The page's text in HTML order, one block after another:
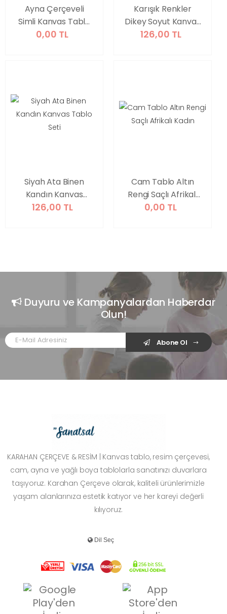
Ayna Çerçeveli
Simli Kanvas Tablo
Yaprak
0,00 TL
Karışık Renkler
Dikey Soyut Kanvas
Tablo
126,00 TL
Siyah Ata Binen
Kandın Kanvas
Tablo Seti
126,00 TL
Cam Tablo Altın
Rengi Saçlı Afrikalı
Kadın
0,00 TL
Duyuru ve Kampanyalardan Haberdar
Olun!
Abone Ol
KARAHAN ÇERÇEVE & RESİM | Kanvas tablo, resim çerçevesi,
cam, ayna ve yağlı boya tablolarla sanatınızı duvarlara
taşıyoruz. Karahan Çerçeve olarak, kaliteli ürünlerimizle
yaşam alanlarınıza estetik katıyor ve her kareyi değerli
kılıyoruz.